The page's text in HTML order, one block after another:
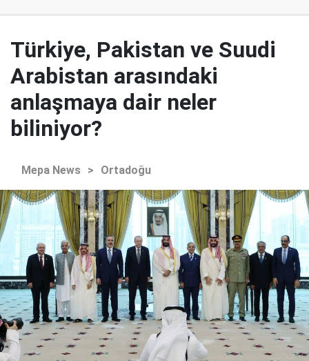
Türkiye, Pakistan ve Suudi
Arabistan arasındaki
anlaşmaya dair neler
biliniyor?
Mepa News > Ortadoğu